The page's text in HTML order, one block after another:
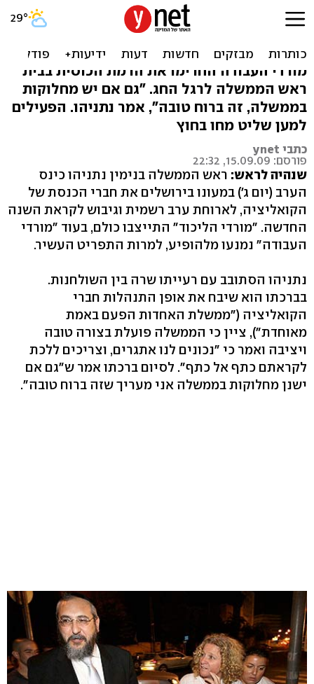
ארוחת הגיבוש אצל נתניהו:
מול מחאת מטה שליט
מורדי העבודה החרימו את הרמת הכוסית בבית
ראש הממשלה לרגל החג. "גם אם יש מחלוקות
בממשלה, זה ברוח טובה", אמר נתניהו. הפעילים
למען שליט מחו בחוץ
כתבי ynet
פורסם: 15.09.09, 22:32
שנהיה לראש: ראש הממשלה בנימין נתניהו כינס
הערב (יום ג') במעונו בירושלים את חברי הכנסת של
הקואליציה, לארוחת ערב רשמית וגיבוש לקראת השנה
החדשה. "מורדי הליכוד" התייצבו כולם, בעוד "מורדי
העבודה" נמנעו מלהופיע, למרות התפריט העשיר.
נתניהו הסתובב עם רעייתו שרה בין השולחנות.
בברכתו הוא שיבח את אופן התנהלות חברי
הקואליציה ("ממשלת האחדות הפעם באמת
מאוחדת"), ציין כי הממשלה פועלת בצורה טובה
ויציבה ואמר כי "נכונים לנו אתגרים, וצריכים ללכת
לקראתם כתף אל כתף". לסיום ברכתו אמר ש"גם אם
ישנן מחלוקות בממשלה אני מעריך שזה ברוח טובה".